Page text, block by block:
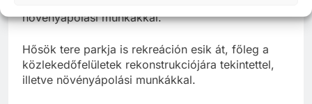
növényápolási munkákkal.
Hősök tere parkja is rekreáción esik át, főleg a
közlekedőfelületek rekonstrukciójára tekintettel,
illetve növényápolási munkákkal.